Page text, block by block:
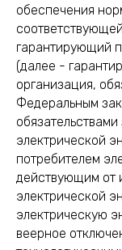
обеспечения
гарантирующий
(далее -
организация,
Федеральным
электрической
потребителем
действующим от
электрической
электрическую
веерное